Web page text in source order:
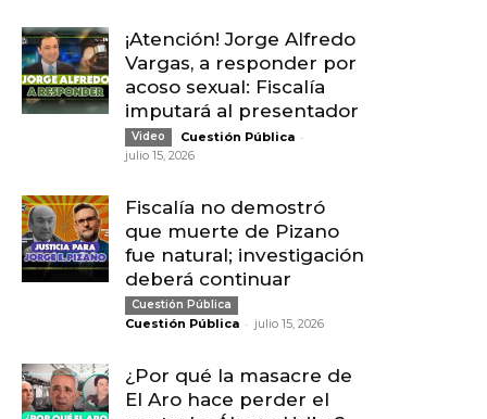
¡Atención! Jorge Alfredo
Vargas, a responder por
acoso sexual: Fiscalía
imputará al presentador
Video Cuestión Pública -
julio 15, 2026
Fiscalía no demostró
que muerte de Pizano
fue natural; investigación
deberá continuar
Cuestión Pública
Cuestión Pública - julio 15, 2026
¿Por qué la masacre de
El Aro hace perder el